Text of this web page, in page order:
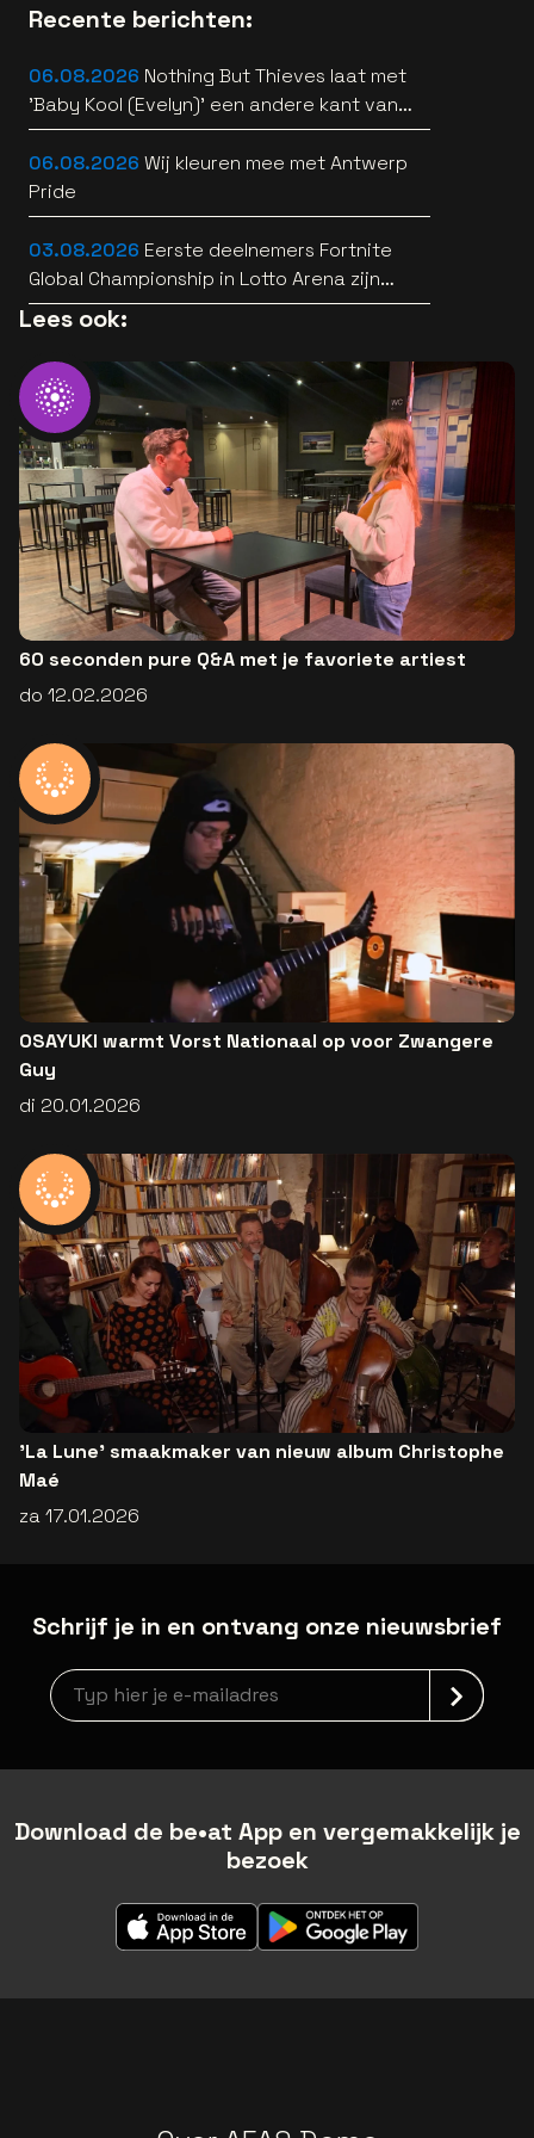
Recente berichten:
06.08.2026 Nothing But Thieves laat met
'Baby Kool (Evelyn)' een andere kant van
zich horen [video]
06.08.2026 Wij kleuren mee met Antwerp
Pride
03.08.2026 Eerste deelnemers Fortnite
Global Championship in Lotto Arena zijn
bekend
Lees ook:
60 seconden pure Q&A met je favoriete artiest
do 12.02.2026
OSAYUKI warmt Vorst Nationaal op voor Zwangere
Guy
di 20.01.2026
'La Lune' smaakmaker van nieuw album Christophe
Maé
za 17.01.2026
Schrijf je in en ontvang onze nieuwsbrief
Nieuwsbrief aanmelding
Download de be•at App en vergemakkelijk je
bezoek